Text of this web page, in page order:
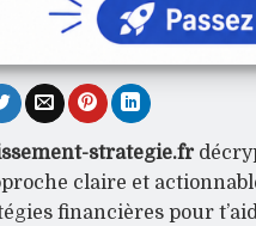
strategie.fr
claire et
financières pour